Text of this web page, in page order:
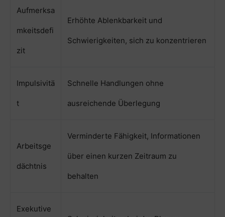
Aufmerksa
mkeitsdefi
zit
Erhöhte Ablenkbarkeit und
Schwierigkeiten, sich zu konzentrieren
Impulsivitä
t
Schnelle Handlungen ohne
ausreichende Überlegung
Arbeitsge
dächtnis
Verminderte Fähigkeit, Informationen
über einen kurzen Zeitraum zu
behalten
Exekutive